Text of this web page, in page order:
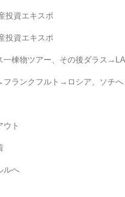
投資エキスポ
投資エキスポ
一棟物ツアー、その後ダラス
フランクフルト→ロシア、ソチへ
ウト
ルへ